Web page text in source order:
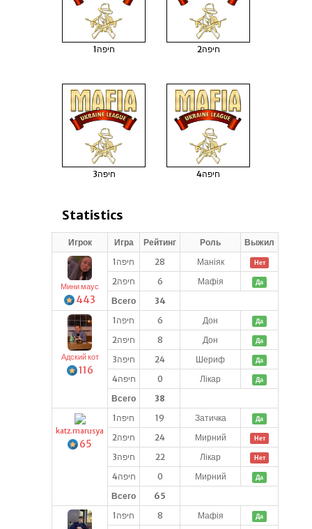
חיפה1 חיפה2
חיפה3 חיפה4
Statistics
Игрок Игра Рейтинг Роль Выжил
Мини маус
443
חיפה1 28 Маніяк Нет
חיפה2 6 Мафія Да
Всего 34
Адский кот
116
חיפה1 6 Дон Да
חיפה2 8 Дон Да
חיפה3 24 Шериф Да
חיפה4 0 Лікар Да
Всего 38
katz.marusya
65
חיפה1 19 Затичка Да
חיפה2 24 Мирний Нет
חיפה3 22 Лікар Нет
חיפה4 0 Мирний Да
Всего 65
חיפה1 8 Мафія Да